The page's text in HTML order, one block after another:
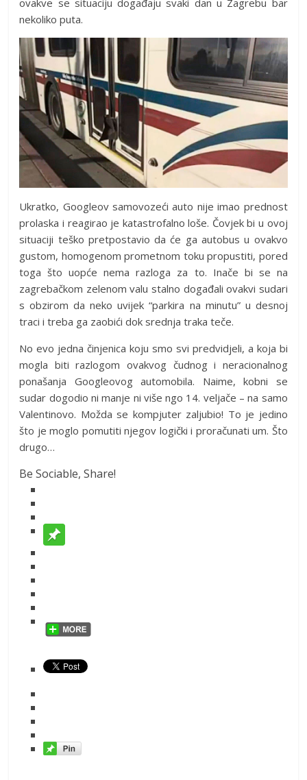
nekoliko puta.
Ukratko, Googleov samovozeći auto nije imao prednost
prolaska i reagirao je katastrofalno loše. Čovjek bi u ovoj
situaciji teško pretpostavio da će ga autobus u ovakvo
gustom, homogenom prometnom toku propustiti, pored
toga što uopće nema razloga za to. Inače bi se na
zagrebačkom zelenom valu stalno događali ovakvi sudari
s obzirom da neko uvijek “parkira na minutu” u desnoj
traci i treba ga zaobići dok srednja traka teče.
No evo jedna činjenica koju smo svi predvidjeli, a koja bi
mogla biti razlogom ovakvog čudnog i neracionalnog
ponašanja Googleovog automobila. Naime, kobni se
sudar dogodio ni manje ni više ngo 14. veljače – na samo
Valentinovo. Možda se kompjuter zaljubio! To je jedino
što je moglo pomutiti njegov logički i proračunati um. Što
drugo…
Be Sociable, Share!